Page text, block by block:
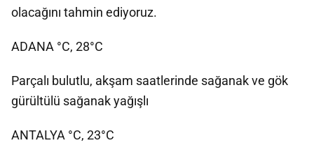
olacağını tahmin ediyoruz.
ADANA °C, 28°C
Parçalı bulutlu, akşam saatlerinde sağanak ve gök
gürültülü sağanak yağışlı
ANTALYA °C, 23°C